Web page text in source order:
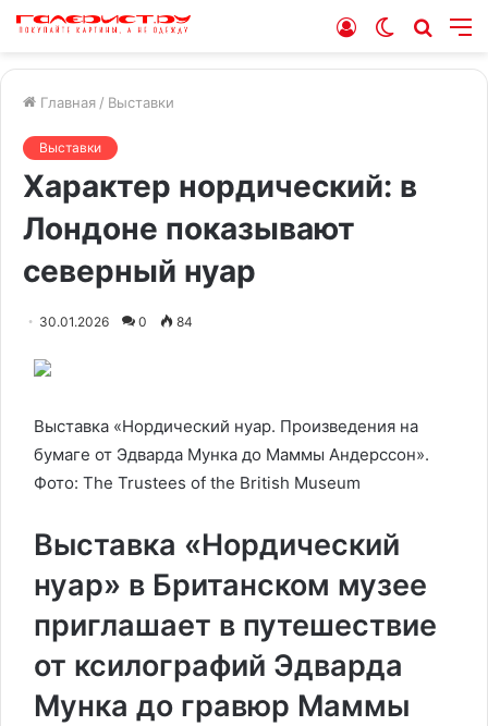
Switch
Войти
Главная / Выставки
Выставки
Характер нордический: в
Лондоне показывают
северный нуар
30.01.2026 0 84
Выставка «Нордический нуар. Произведения на
бумаге от Эдварда Мунка до Маммы Андерссон».
Фото: The Trustees of the British Museum
Выставка «Нордический
нуар» в Британском музее
приглашает в путешествие
от ксилографий Эдварда
Мунка до гравюр Маммы